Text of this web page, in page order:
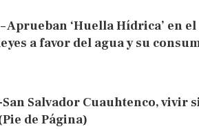
Aprueban ‘Huella Hídrica’ en
a favor del agua y su
Salvador Cuauhtenco, vivir
de Página)